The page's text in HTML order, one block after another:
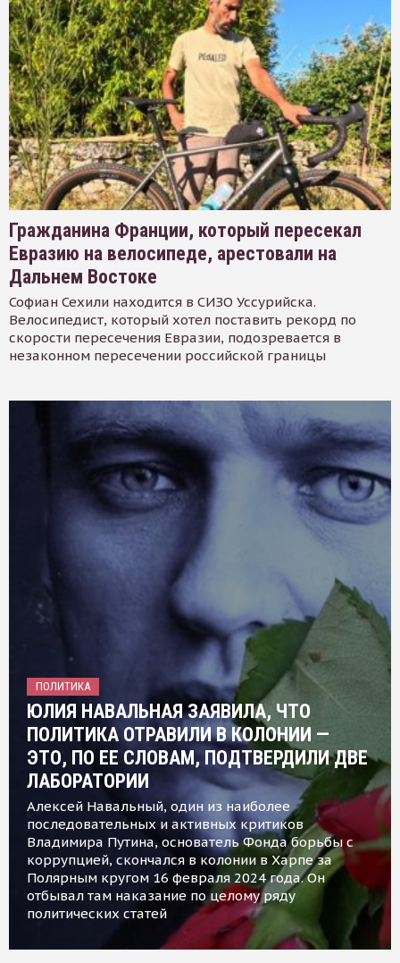
Гражданина Франции, который пересекал
Евразию на велосипеде, арестовали на
Дальнем Востоке
Софиан Сехили находится в СИЗО Уссурийска.
Велосипедист, который хотел поставить рекорд по
скорости пересечения Евразии, подозревается в
незаконном пересечении российской границы
ПОЛИТИКА
ЮЛИЯ НАВАЛЬНАЯ ЗАЯВИЛА, ЧТО
ПОЛИТИКА ОТРАВИЛИ В КОЛОНИИ —
ЭТО, ПО ЕЕ СЛОВАМ, ПОДТВЕРДИЛИ ДВЕ
ЛАБОРАТОРИИ
Алексей Навальный, один из наиболее
последовательных и активных критиков
Владимира Путина, основатель Фонда борьбы с
коррупцией, скончался в колонии в Харпе за
Полярным кругом 16 февраля 2024 года. Он
отбывал там наказание по целому ряду
политических статей